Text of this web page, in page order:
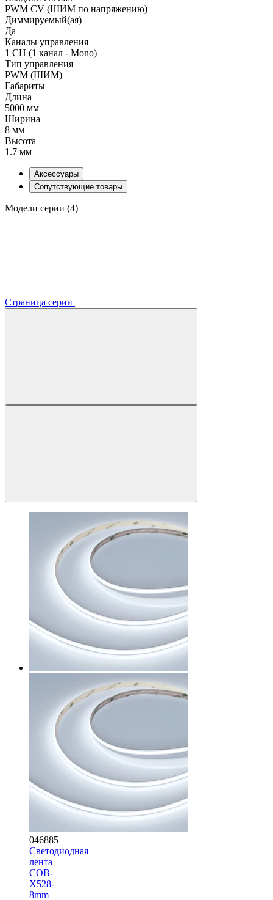
PWM СV (ШИМ по напряжению)
Диммируемый(ая)
Да
Каналы управления
1 CH (1 канал - Mono)
Тип управления
PWM (ШИМ)
Габариты
Длина
5000 мм
Ширина
8 мм
Высота
1.7 мм
Аксессуары
Сопутствующие товары
Модели серии (4)
Страница серии
046885
Светодиодная
лента
COB-
X528-
8mm